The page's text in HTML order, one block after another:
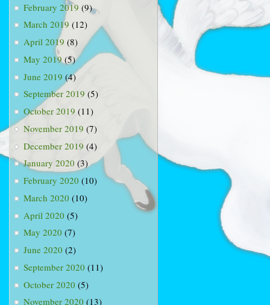
February 2019 (9)
March 2019 (12)
April 2019 (8)
May 2019(5)
June 2019 (4)
September 2019 (5)
October 2019 (11)
November 2019 (7)
December 2019 (4)
January 2020 (3)
February 2020 (10)
March 2020 (10)
April 2020 (5)
May 2020 (7)
June 2020 (2)
September 2020 (11)
October 2020 (5)
November 2020 (13)